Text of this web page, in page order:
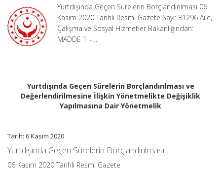
Yapılmasına
Dair
Yönetmelik
Ortalama
Okuma
Süresi:
Yurtdışında Geçen Sürelerin Borçlandırılması 06
Kasım 2020 Tarihli Resmi Gazete Sayı: 31296 Aile,
Çalışma ve Sosyal Hizmetler Bakanlığından:
MADDE 1 –…
Yurtdışında Geçen Sürelerin Borçlandırılması ve
Değerlendirilmesine İlişkin Yönetmelikte Değişiklik
Yapılmasına Dair Yönetmelik
Tarih: 6 Kasım 2020
Yurtdışında Geçen Sürelerin Borçlandırılması
06 Kasım 2020 Tarihli Resmi Gazete